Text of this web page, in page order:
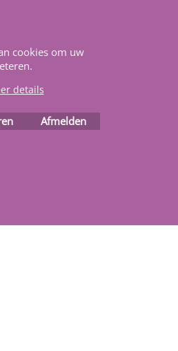
cookies om uw
details
Afmelden